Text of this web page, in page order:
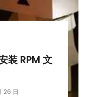
装 RPM 文
26 日